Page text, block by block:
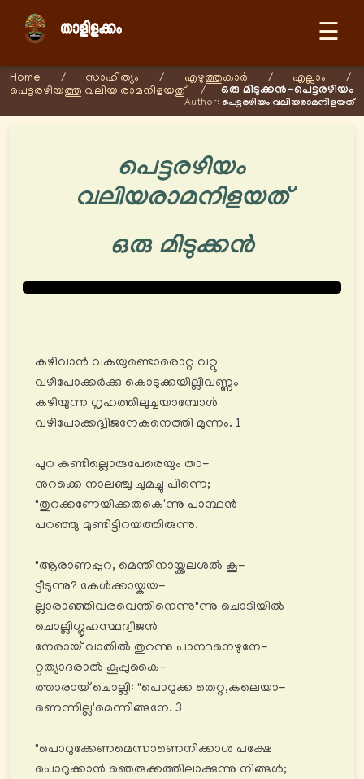
☰
Home / സാഹിത്യം / എഴുത്തുകാര്‍ / എല്ലാം
/
പെട്ടരഴിയത്തു വലിയ രാമനിളയതു്
/ ഒരു മിടുക്കൻ-പെട്ടരഴിയം
Author: പെട്ടരഴിയം വലിയരാമനിളയത്
പെട്ടരഴിയം
വലിയരാമനിളയത്
ഒരു മിടുക്കൻ
കഴിവാൻ വകയുണ്ടൊരൊറ്റ വറ്റു
വഴിപോക്കര്‍ക്കു കൊടുക്കയില്ലിവണ്ണം
കഴിയുന്ന ഗൃഹത്തിലുച്ചയാമ്പോൾ
വഴിപോക്കദ്ദ്വിജനേകനെത്തി മുന്നം. 1
പുറ കണ്ടില്ലൊരുപേരെയും താ-
നുറക്കെ നാലഞ്ചു ചുമച്ചു പിന്നെ;
"തുറക്കണേയിക്കതകെ'ന്നു പാന്ഥൻ
പറഞ്ഞു മുണ്ടിട്ടിറയത്തിരുന്നു.
"ആരാണപ്പുറ, മെന്തിനായ്ക്കലശൽ കൂ-
ട്ടീടുന്നു? കേൾക്കായ്കയ-
ല്ലാരാഞ്ഞിവരവെന്തിനെന്നു"ന്നു ചൊടിയിൽ
ചൊല്ലിഗ്ഗൃഹസ്ഥദ്വിജൻ
നേരായ് വാതിൽ തുറന്നു പാന്ഥനെഴുനേ-
റ്റത്യാദരാൽ കൂപ്പുകൈ-
ത്താരായ് ചൊല്ലി: "പൊറുക്ക തെറ്റ,കലെയാ-
ണെന്നില്ല'മെന്നിങ്ങനേ. 3
"പൊറുക്കേണമെന്നാണെനിക്കാശ പക്ഷേ
പൊറുക്കാൻ ഞെരുക്കത്തിലാക്കുന്നു നിങ്ങൾ;